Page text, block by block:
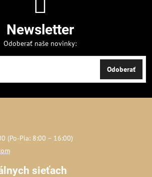
Newsletter
Odoberať naše novinky:
Odoberať
(Po‑Pia: 8:00 – 16:00)
sieťach